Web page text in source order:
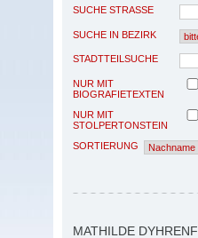
SUCHE STRASSE
SUCHE IN BEZIRK
STADTTEILSUCHE
NUR MIT
BIOGRAFIETEXTEN
NUR MIT
STOLPERTONSTEIN
SORTIERUNG
MATHILDE